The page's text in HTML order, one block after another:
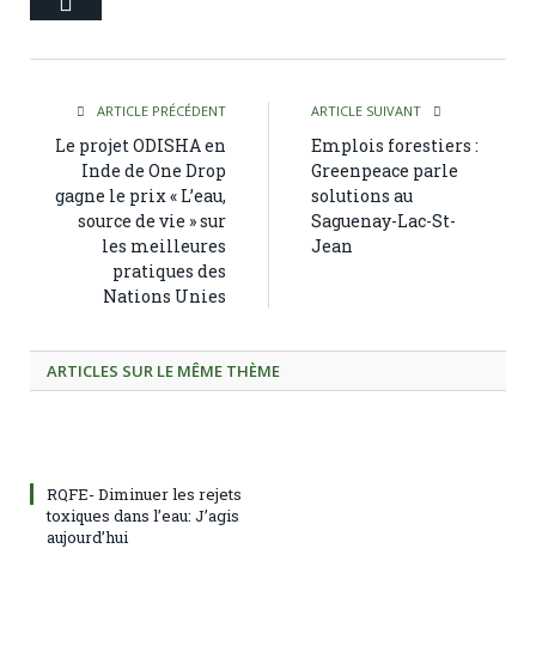
ARTICLE PRÉCÉDENT
Le projet ODISHA en
Inde de One Drop
gagne le prix « L’eau,
source de vie » sur
les meilleures
pratiques des
Nations Unies
ARTICLE SUIVANT
Emplois forestiers :
Greenpeace parle
solutions au
Saguenay-Lac-St-
Jean
ARTICLES SUR LE MÊME THÈME
RQFE- Diminuer les rejets
toxiques dans l’eau: J’agis
aujourd’hui